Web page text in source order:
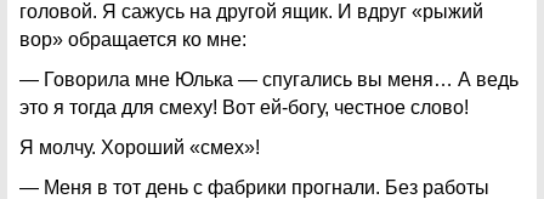
головой. Я сажусь на другой ящик. И вдруг «рыжий
вор» обращается ко мне:
— Говорила мне Юлька — спугались вы меня… А ведь
это я тогда для смеху! Вот ей-богу, честное слово!
Я молчу. Хороший «смех»!
— Меня в тот день с фабрики прогнали. Без работы